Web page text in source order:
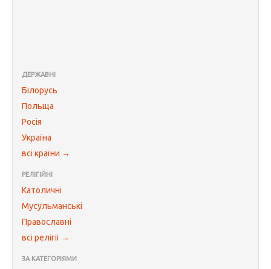
ДЕРЖАВНІ
Білорусь
Польща
Росія
Україна
всі країни →
РЕЛІГІЙНІ
Католичні
Мусульманські
Православні
всі релігії →
ЗА КАТЕГОРІЯМИ